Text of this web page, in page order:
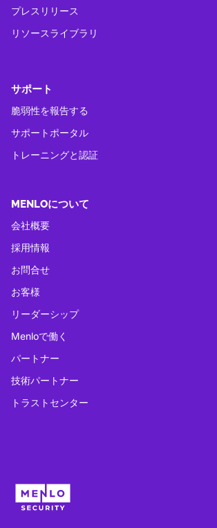
プレスリリース
リソースライブラリ
サポート
脆弱性を報告する
サポートポータル
トレーニングと認証
MENLOについて
会社概要
採用情報
お問合せ
お客様
リーダーシップ
Menloで働く
パートナー
技術パートナー
トラストセンター